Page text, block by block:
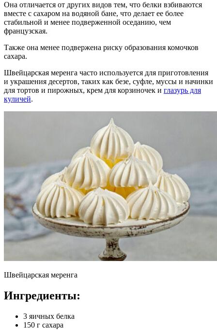
Она отличается от других видов тем, что белки взбиваются
вместе с сахаром на водяной бане, что делает ее более
стабильной и менее подверженной оседанию, чем
французская.
Также она менее подвержена риску образования комочков
сахара.
Швейцарская меренга часто используется для приготовления
и украшения десертов, таких как безе, суфле, муссы и начинки
для тортов и пирожных, крем для корзиночек и глазурь для
куличей.
Швейцарская меренга
Ингредиенты:
3 яичных белка
150 г сахара